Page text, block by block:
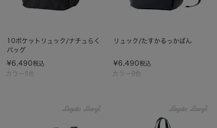
カラー5色
10ポケットリュック/ナチュらく
バッグ
¥6,490税込
カラー9色
リュック/たすかるっかばん
¥6,490税込